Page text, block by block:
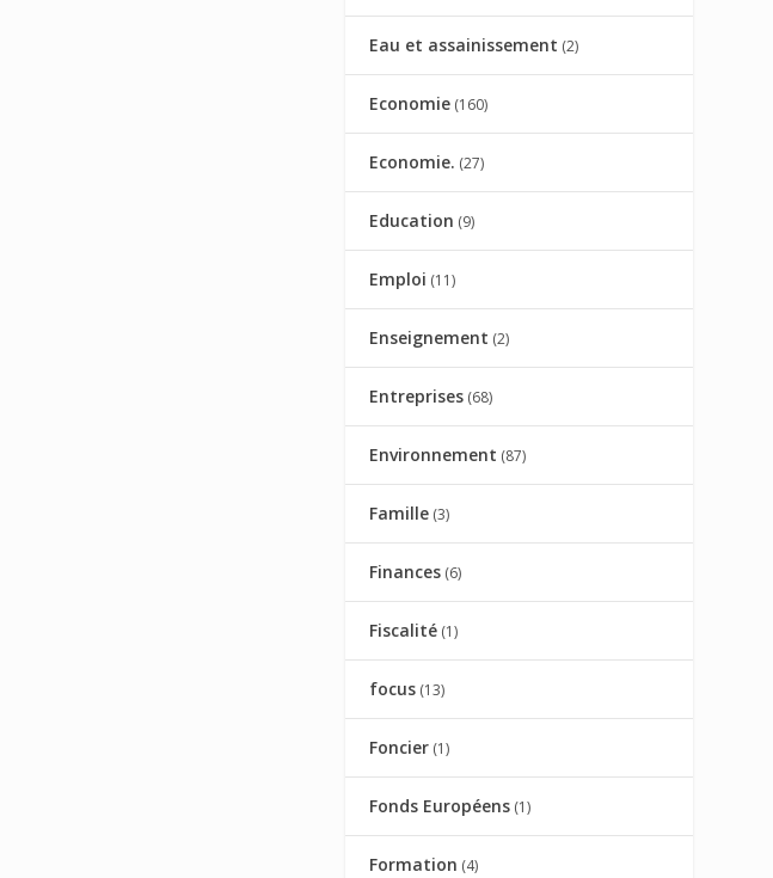
Eau et assainissement (2)
Economie (160)
Economie. (27)
Education (9)
Emploi (11)
Enseignement (2)
Entreprises (68)
Environnement (87)
Famille (3)
Finances (6)
Fiscalité (1)
focus (13)
Foncier (1)
Fonds Européens (1)
Formation (4)